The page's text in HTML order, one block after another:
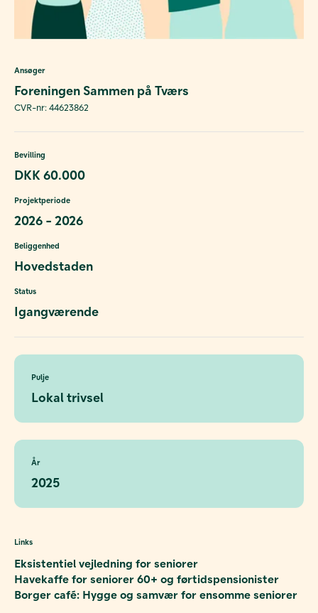
Ansøger
Foreningen Sammen på Tværs
CVR-nr: 44623862
Bevilling
DKK 60.000
Projektperiode
2026 - 2026
Beliggenhed
Hovedstaden
Status
Igangværende
Pulje
Lokal trivsel
År
2025
Links
Eksistentiel vejledning for seniorer
Havekaffe for seniorer 60+ og førtidspensionister
Borger café: Hygge og samvær for ensomme seniorer